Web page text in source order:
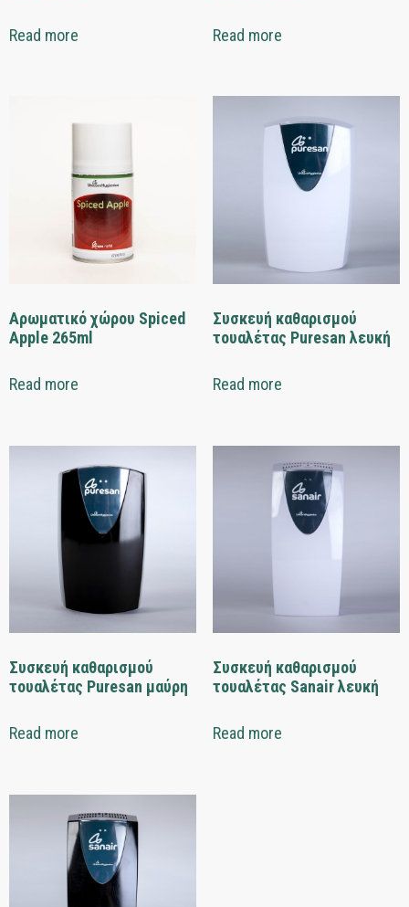
Read more Read more
Αρωματικό χώρου Spiced
Apple 265ml
Read more
Συσκευή καθαρισμού
τουαλέτας Puresan λευκή
Read more
Συσκευή καθαρισμού
τουαλέτας Puresan μαύρη
Read more
Συσκευή καθαρισμού
τουαλέτας Sanair λευκή
Read more